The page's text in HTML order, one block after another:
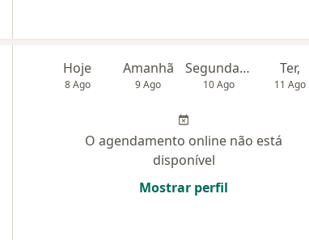
Hoje
8 Ago
Amanhã
9 Ago
Segunda-feira
10 Ago
Ter,
11 Ago
O agendamento online não está
disponível
Mostrar perfil